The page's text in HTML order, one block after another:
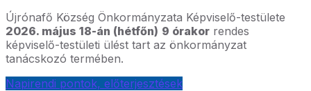
Újrónafő Község Önkormányzata Képviselő-testülete
2026. május 18-án (hétfőn) 9 órakor rendes
képviselő-testületi ülést tart az önkormányzat
tanácskozó termében.
Napirendi pontok, előterjesztések